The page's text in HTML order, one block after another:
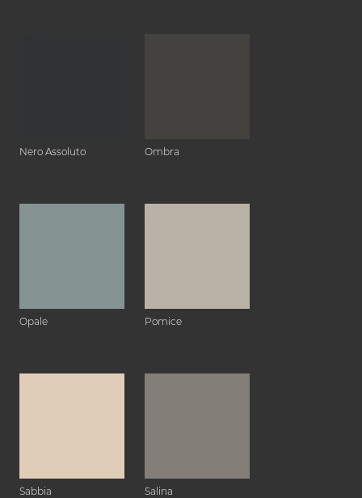
Nero Assoluto Ombra
Opale Pomice
Sabbia Salina